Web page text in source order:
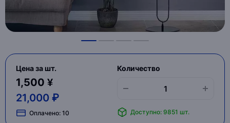
Цена за шт.
1,500 ¥
21,000 ₽
Оплачено: 10
Количество
Доступно: 9851 шт.